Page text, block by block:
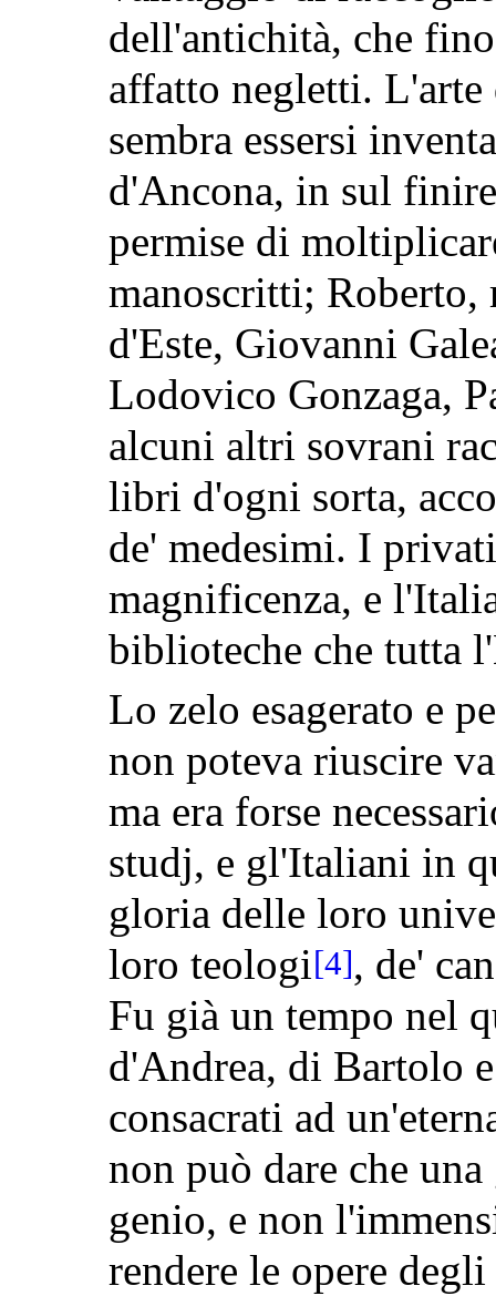
dell'antichità, che
affatto negletti. L'arte
sembra essersi
d'Ancona, in sul
permise di
manoscritti; Roberto,
d'Este, Giovanni
Lodovico Gonzaga,
alcuni altri sovrani
libri d'ogni sorta,
de' medesimi. I
magnificenza, e
biblioteche che tutta
Lo zelo esagerato e
non poteva riuscire
ma era forse
studj, e gl'Italiani in
gloria delle loro
loro teologi[4], de'
Fu già un tempo nel
d'Andrea, di Bartolo
consacrati ad
non può dare che
genio, e non
rendere le opere